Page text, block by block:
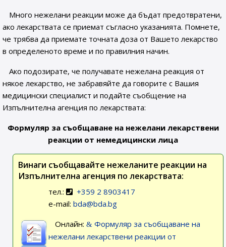
Много нежелани реакции може да бъдат предотвратени,
ако лекарствата се приемат съгласно указанията. Помнете,
че трябва да приемате точната доза от Вашето лекарство
в определеното време и по правилния начин.
Ако подозирате, че получавате нежелана реакция от
някое лекарство, не забравяйте да говорите с Вашия
медицински специалист и подайте съобщение на
Изпълнителна агенция по лекарствата:
Формуляр за съобщаване на нежелани лекарствени
реакции от немедицински лица
Винаги съобщавайте нежеланите реакции на
Изпълнителна агенция по лекарствата:
тел.:
+359 2 8903417
e-mail:bda@bda.bg
Онлайн:
Формуляр за съобщаване на
нежелани лекарствени реакции от